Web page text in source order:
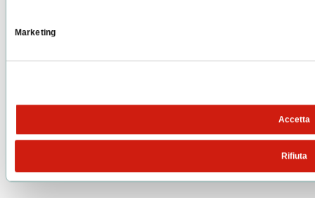
Marketing
Accetta
Rifiuta
Un nuovo progetto di restauro unisce Pellegrini e Villotti: la Fontana dei Leoni di Trento si rinnova
SUCCESSIVO
Investimenti, acquisizioni e presenza sul territorio: il bilancio 2025 del Gruppo Pellegrini segna un +27% nell’ultimo triennio